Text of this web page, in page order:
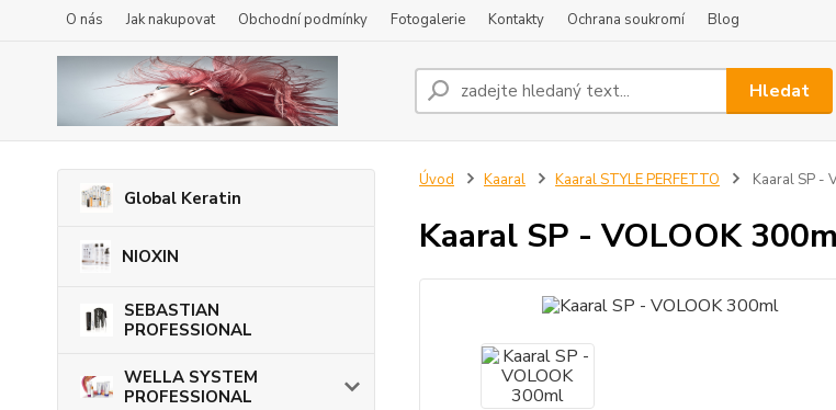
O nás Jak nakupovat Obchodní podmínky Fotogalerie Kontakty Ochrana soukromí Blog
Hledat
Global Keratin
NIOXIN
SEBASTIAN
PROFESSIONAL
WELLA SYSTEM
PROFESSIONAL
Úvod Kaaral Kaaral STYLE PERFETTO Kaaral SP -
Kaaral SP - VOLOOK